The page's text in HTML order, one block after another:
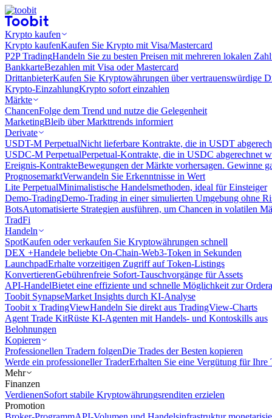
Krypto kaufen
Krypto kaufenKaufen Sie Krypto mit Visa/Mastercard
P2P TradingHandeln Sie zu besten Preisen mit mehreren lokalen
BankkarteBezahlen mit Visa oder Mastercard
DrittanbieterKaufen Sie Kryptowährungen über vertrauenswürdige
Krypto-EinzahlungKrypto sofort einzahlen
Märkte
ChancenFolge dem Trend und nutze die Gelegenheit
MarketingBleib über Markttrends informiert
Derivate
USDT-M PerpetualNicht lieferbare Kontrakte, die in USDT
USDC-M PerpetualPerpetual-Kontrakte, die in USDC abgerechnet
Ereignis-KontrakteBewegungen der Märkte vorhersagen. Gewinne
PrognosemarktVerwandeln Sie Erkenntnisse in Wert
Lite PerpetualMinimalistische Handelsmethoden, ideal für Einsteiger
Demo-TradingDemo-Trading in einer simulierten Umgebung ohne
BotsAutomatisierte Strategien ausführen, um Chancen in volatilen
TradFi
Handeln
SpotKaufen oder verkaufen Sie Kryptowährungen schnell
DEX +Handele beliebte On-Chain-Web3-Token in Sekunden
LaunchpadErhalte vorzeitigen Zugriff auf Token-Listings
KonvertierenGebührenfreie Sofort-Tauschvorgänge für Assets
API-HandelBietet eine effiziente und schnelle Möglichkeit zur
Toobit SynapseMarket Insights durch KI-Analyse
Toobit x TradingViewHandeln Sie direkt aus TradingView-Charts
Agent Trade KitRüste KI-Agenten mit Handels- und Kontoskills aus
Belohnungen
Kopieren
Professionellen Tradern folgenDie Trades der Besten kopieren
Werde ein professioneller TraderErhalten Sie eine Vergütung für Ihre
Mehr
Finanzen
VerdienenSofort stabile Kryptowährungsrenditen erzielen
Promotion